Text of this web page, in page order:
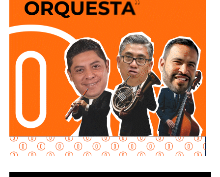
goce de sueldo, cuando este constituya su único o
principal medio para obtener ingresos.
Asimismo, se establecen sanciones para quienes, durante
un proceso judicial o existiendo una resolución firme,
enajenen intencionalmente de manera parcial o total sus
bienes con la finalidad de eludir obligaciones alimentarias.
De igual manera, se sancionará a quienes, teniendo
conocimiento de la existencia de una obligación
alimentaria o de un proceso judicial en curso, ayuden al
deudor a ocultar bienes, acepten figurar como titulares
aparentes de estos o realicen actos jurídicos simulados
con el propósito de evitar que se cumplan las
deberán hacerlo desde Calzada de Guadalup
utilizando esta vialidad como acceso principal. Como
alternativa,se contará con un acceso secundario por
avenida Simón Díaz, proveniente de avenida de la
Constitución.
Para la salida del recinto,el flujo vehicular se distribuirá
principalmente hacia Circuito Potosí,mediante la
incorporación desde avenida de las Torres. Como salida
secundaria, los automovilistas podrán continuar por esta
misma vialidad para incorporarse a avenida Simón Díaz,
con dirección a avenida de la Constitución y el
fraccionamiento Simón Díaz.
Como parte de la estrategia de movilidad, la avenida